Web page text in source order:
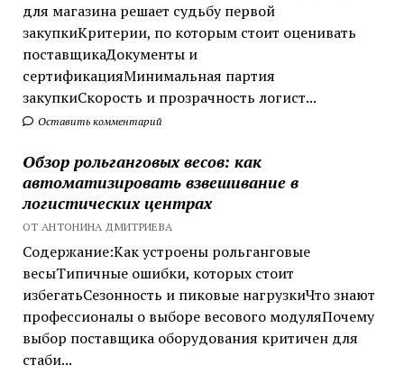
для магазина решает судьбу первой
закупкиКритерии, по которым стоит оценивать
поставщикаДокументы и
сертификацияМинимальная партия
закупкиСкорость и прозрачность логист...
Оставить комментарий
Обзор рольганговых весов: как
автоматизировать взвешивание в
логистических центрах
ОТ АНТОНИНА ДМИТРИЕВА
Содержание:Как устроены рольганговые
весыТипичные ошибки, которых стоит
избегатьСезонность и пиковые нагрузкиЧто знают
профессионалы о выборе весового модуляПочему
выбор поставщика оборудования критичен для
стаби...